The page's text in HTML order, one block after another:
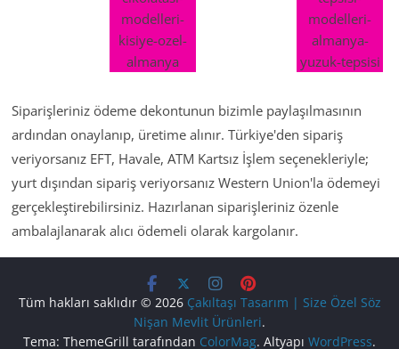
Siparişleriniz ödeme dekontunun bizimle paylaşılmasının
ardından onaylanıp, üretime alınır. Türkiye'den sipariş
veriyorsanız EFT, Havale, ATM Kartsız İşlem seçenekleriyle;
yurt dışından sipariş veriyorsanız Western Union'la ödemeyi
gerçekleştirebilirsiniz. Hazırlanan siparişleriniz özenle
ambalajlanarak alıcı ödemeli olarak kargolanır.
Tüm hakları saklıdır © 2026 Çakıltaşı Tasarım | Size Özel Söz
Nişan Mevlit Ürünleri.
Tema: ThemeGrill tarafından ColorMag. Altyapı WordPress.